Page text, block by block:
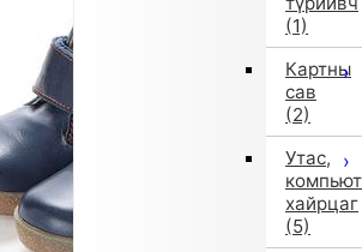
(1)
Картны
сав
(2)
Утас,
хайрцаг
(5)